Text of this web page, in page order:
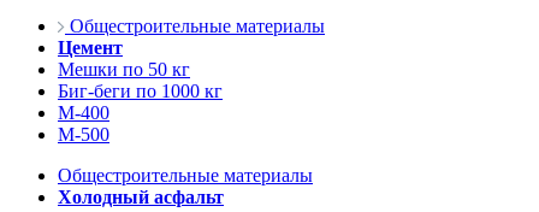
Общестроительные материалы
Цемент
Мешки по 50 кг
Биг-беги по 1000 кг
М-400
М-500
Общестроительные материалы
Холодный асфальт